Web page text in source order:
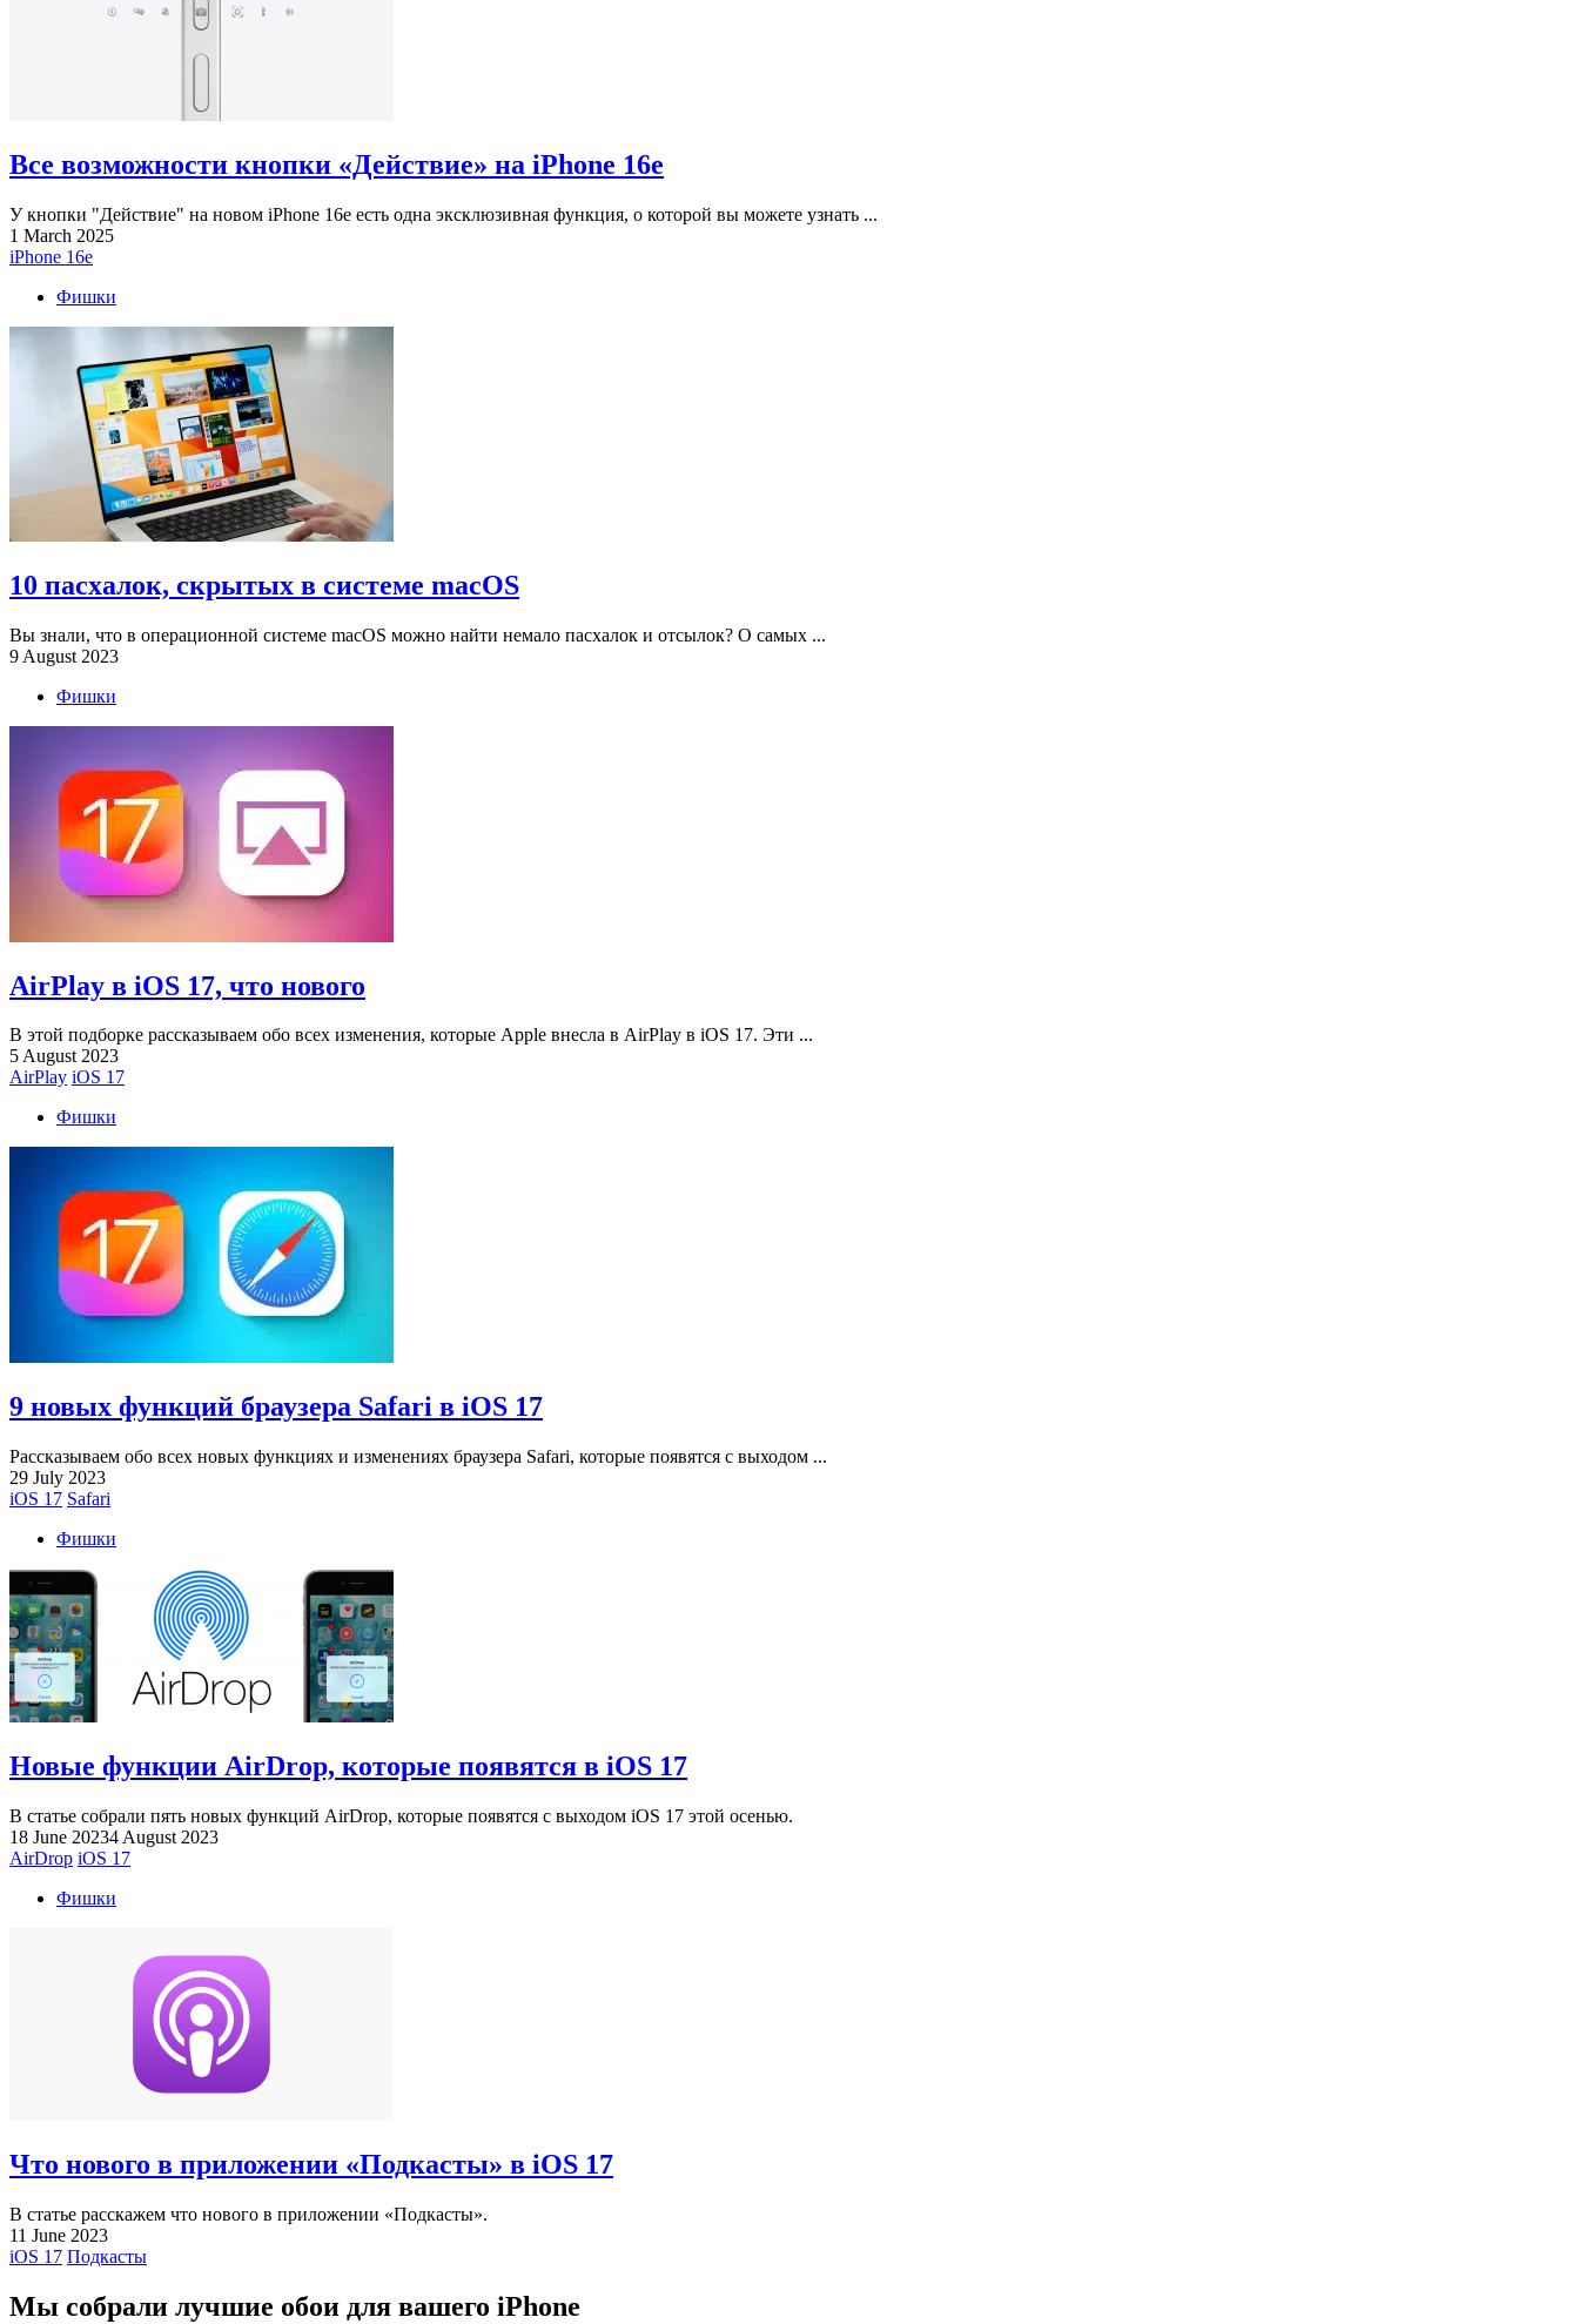
Все возможности кнопки «Действие» на iPhone 16e
У кнопки "Действие" на новом iPhone 16e есть одна эксклюзивная функция, о которой вы можете узнать ...
1 March 2025
iPhone 16e
Фишки
10 пасхалок, скрытых в системе macOS
Вы знали, что в операционной системе macOS можно найти немало пасхалок и отсылок? О самых ...
9 August 2023
Фишки
AirPlay в iOS 17, что нового
В этой подборке рассказываем обо всех изменения, которые Apple внесла в AirPlay в iOS 17. Эти ...
5 August 2023
AirPlay iOS 17
Фишки
9 новых функций браузера Safari в iOS 17
Рассказываем обо всех новых функциях и изменениях браузера Safari, которые появятся с выходом ...
29 July 2023
iOS 17 Safari
Фишки
Новые функции AirDrop, которые появятся в iOS 17
В статье собрали пять новых функций AirDrop, которые появятся с выходом iOS 17 этой осенью.
18 June 20234 August 2023
AirDrop iOS 17
Фишки
Что нового в приложении «Подкасты» в iOS 17
В статье расскажем что нового в приложении «Подкасты».
11 June 2023
iOS 17 Подкасты
Мы собрали лучшие обои для вашего iPhone